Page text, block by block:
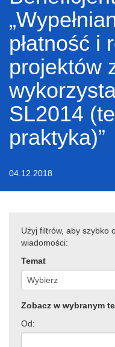
płatność i
projektów
SL2014
praktyka)”
04.12.2018
Użyj filtrów, aby szybko
wiadomości:
Temat
Zobacz w wybranym
Od: